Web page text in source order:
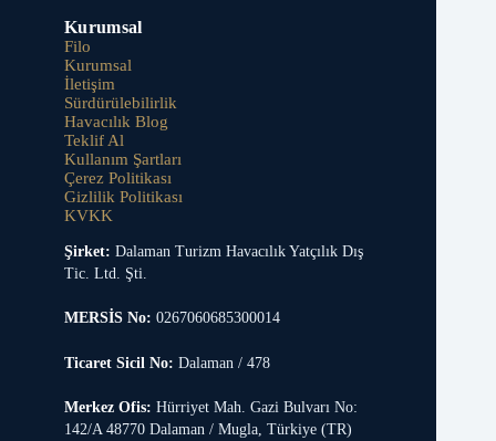
Kurumsal
Filo
Kurumsal
İletişim
Sürdürülebilirlik
Havacılık Blog
Teklif Al
Kullanım Şartları
Çerez Politikası
Gizlilik Politikası
KVKK
Şirket: Dalaman Turizm Havacılık Yatçılık Dış
Tic. Ltd. Şti.
MERSİS No: 0267060685300014
Ticaret Sicil No: Dalaman / 478
Merkez Ofis: Hürriyet Mah. Gazi Bulvarı No:
142/A 48770 Dalaman / Mugla, Türkiye (TR)